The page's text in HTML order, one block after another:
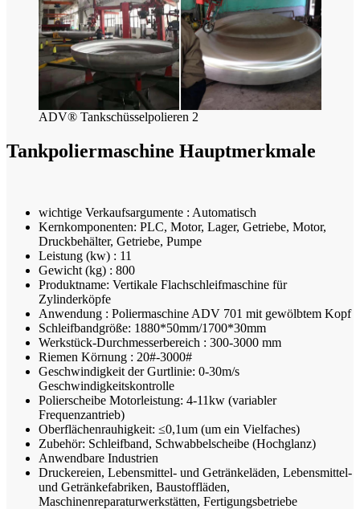
ADV® Tankschüsselpolieren 2
Tankpoliermaschine Hauptmerkmale
wichtige Verkaufsargumente : Automatisch
Kernkomponenten: PLC, Motor, Lager, Getriebe, Motor,
Druckbehälter, Getriebe, Pumpe
Leistung (kw) : 11
Gewicht (kg) : 800
Produktname: Vertikale Flachschleifmaschine für
Zylinderköpfe
Anwendung : Poliermaschine ADV 701 mit gewölbtem Kopf
Schleifbandgröße: 1880*50mm/1700*30mm
Werkstück-Durchmesserbereich : 300-3000 mm
Riemen Körnung : 20#-3000#
Geschwindigkeit der Gurtlinie: 0-30m/s
Geschwindigkeitskontrolle
Polierscheibe Motorleistung: 4-11kw (variabler
Frequenzantrieb)
Oberflächenrauhigkeit: ≤0,1um (um ein Vielfaches)
Zubehör: Schleifband, Schwabbelscheibe (Hochglanz)
Anwendbare Industrien
Druckereien, Lebensmittel- und Getränkeläden, Lebensmittel-
und Getränkefabriken, Baustoffläden,
Maschinenreparaturwerkstätten, Fertigungsbetriebe